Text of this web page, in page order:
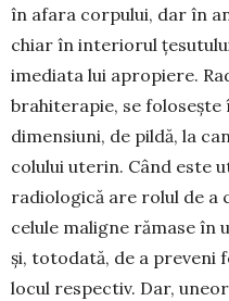
în afara corpului, dar în
chiar în interiorul
imediata lui apropiere.
brahi­terapie, se
dimensiuni, de pildă, la
colului uterin. Când este
radiologică are rolul de a
celu­le maligne rămase
și, totodată, de a preveni
locul respec­tiv. Dar,